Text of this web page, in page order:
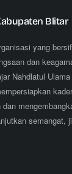
Blitar
yang
dan
Nahdlatul
semangat,